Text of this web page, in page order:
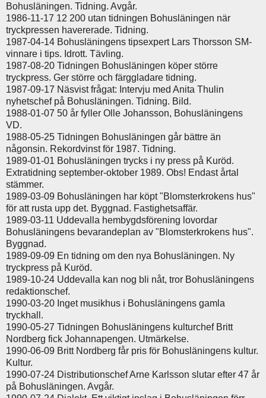
Bohusläningen. Tidning. Avgår.
1986-11-17 12 200 utan tidningen Bohusläningen när
tryckpressen havererade. Tidning.
1987-04-14 Bohusläningens tipsexpert Lars Thorsson SM-
vinnare i tips. Idrott. Tävling.
1987-08-20 Tidningen Bohusläningen köper större
tryckpress. Ger större och färggladare tidning.
1987-09-17 Näsvist frågat: Intervju med Anita Thulin
nyhetschef på Bohusläningen. Tidning. Bild.
1988-01-07 50 år fyller Olle Johansson, Bohusläningens
VD.
1988-05-25 Tidningen Bohusläningen går bättre än
någonsin. Rekordvinst för 1987. Tidning.
1989-01-01 Bohusläningen trycks i ny press på Kuröd.
Extratidning september-oktober 1989. Obs! Endast årtal
stämmer.
1989-03-09 Bohusläningen har köpt "Blomsterkrokens hus"
för att rusta upp det. Byggnad. Fastighetsaffär.
1989-03-11 Uddevalla hembygdsförening lovordar
Bohusläningens bevarandeplan av "Blomsterkrokens hus".
Byggnad.
1989-09-09 En tidning om den nya Bohusläningen. Ny
tryckpress på Kuröd.
1989-10-24 Uddevalla kan nog bli nåt, tror Bohusläningens
redaktionschef.
1990-03-20 Inget musikhus i Bohusläningens gamla
tryckhall.
1990-05-27 Tidningen Bohusläningens kulturchef Britt
Nordberg fick Johannapengen. Utmärkelse.
1990-06-09 Britt Nordberg får pris för Bohusläningens kultur.
Kultur.
1990-07-24 Distributionschef Arne Karlsson slutar efter 47 år
på Bohusläningen. Avgår.